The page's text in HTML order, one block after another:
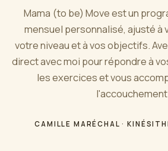
Mama (to be) Move est un
mensuel personnalisé, ajusté à
votre niveau et à vos objectifs.
direct avec moi pour répondre à
les exercices et vous
CAMILLE MARÉCHAL ·